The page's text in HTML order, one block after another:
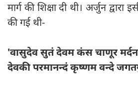
मार्ग की शिक्षा दी थी। अर्जुन द्वारा
की गई थी-
'वासुदेव सुतं देवम कंस चाणूर
देवकी परमानन्दं कृष्णम वन्दे